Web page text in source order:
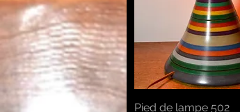
Aperçu rapide
Pied de lampe 502